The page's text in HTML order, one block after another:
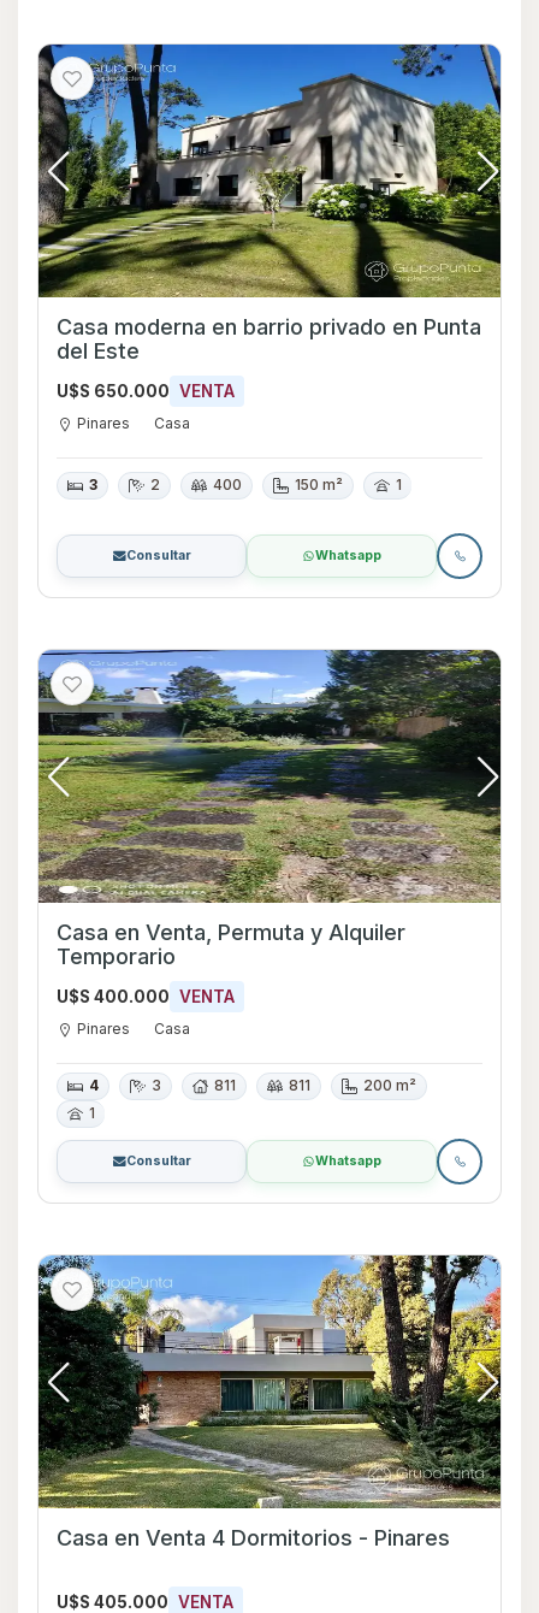
Casa moderna en barrio privado en Punta
del Este
U$S 650.000 VENTA
Pinares Casa
3 2 400 150 m² 1
Consultar Whatsapp
Casa en Venta, Permuta y Alquiler
Temporario
U$S 400.000 VENTA
Pinares Casa
4 3 811 811
200 m²
1
Consultar Whatsapp
Casa en Venta 4 Dormitorios - Pinares
U$S 405.000 VENTA